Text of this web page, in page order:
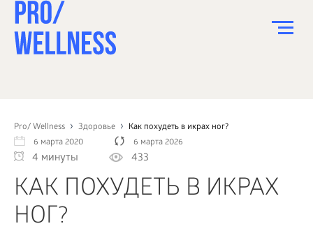
Pro/ Wellness Здоровье
Как похудеть в икрах ног?
6 марта 2020
6 марта 2026
4 минуты 433
КАК ПОХУДЕТЬ В ИКРАХ
НОГ?
СПОРТ
ЗДОРОВЬЕ
КРАСОТА
ПСИХОЛОГИЯ